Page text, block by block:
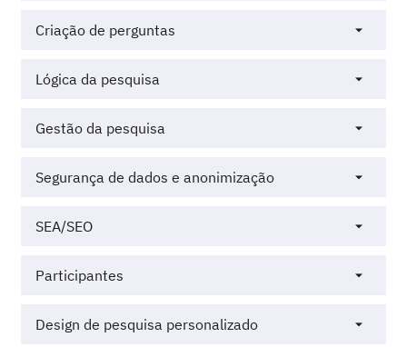
Criação de perguntas
Lógica da pesquisa
Gestão da pesquisa
Segurança de dados e anonimização
SEA/SEO
Participantes
Design de pesquisa personalizado